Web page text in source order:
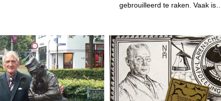
gebrouilleerd te raken. Vaak